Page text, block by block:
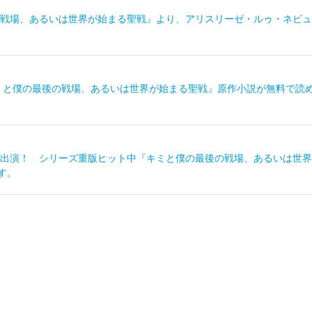
場、あるいは世界が始まる聖戦』より、アリスリーゼ・ルゥ・ネ
僕の最後の戦場、あるいは世界が始まる聖戦』原作小説が無料で
演！ シリーズ重版ヒット中『キミと僕の最後の戦場、あるいは
。